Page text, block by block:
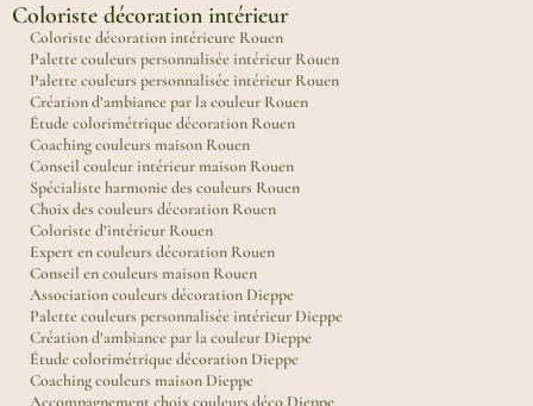
Coloriste décoration intérieur
Coloriste décoration intérieure Rouen
Palette couleurs personnalisée intérieur Rouen
Palette couleurs personnalisée intérieur Rouen
Création d’ambiance par la couleur Rouen
Étude colorimétrique décoration Rouen
Coaching couleurs maison Rouen
Conseil couleur intérieur maison Rouen
Spécialiste harmonie des couleurs Rouen
Choix des couleurs décoration Rouen
Coloriste d’intérieur Rouen
Expert en couleurs décoration Rouen
Conseil en couleurs maison Rouen
Association couleurs décoration Dieppe
Palette couleurs personnalisée intérieur Dieppe
Création d’ambiance par la couleur Dieppe
Étude colorimétrique décoration Dieppe
Coaching couleurs maison Dieppe